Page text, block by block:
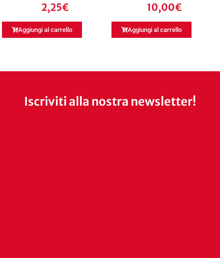
2,25€
Aggiungi al carrello
10,00€
Aggiungi al carrello
Iscriviti alla nostra newsletter!